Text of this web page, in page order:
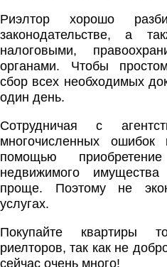
Риэлтор хорошо
законодательстве, а
налоговыми,
органами. Чтобы
сбор всех необходимых
один день.
Сотрудничая с
многочисленных
помощью
недвижимого
проще. Поэтому не
услугах.
Покупайте квартиры
риелторов, так как не
сейчас очень много!